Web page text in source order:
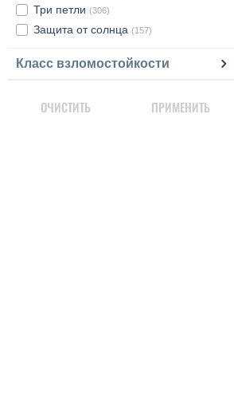
Три петли (306)
Защита от солнца (157)
Класс взломостойкости
ОЧИСТИТЬ ПРИМЕНИТЬ